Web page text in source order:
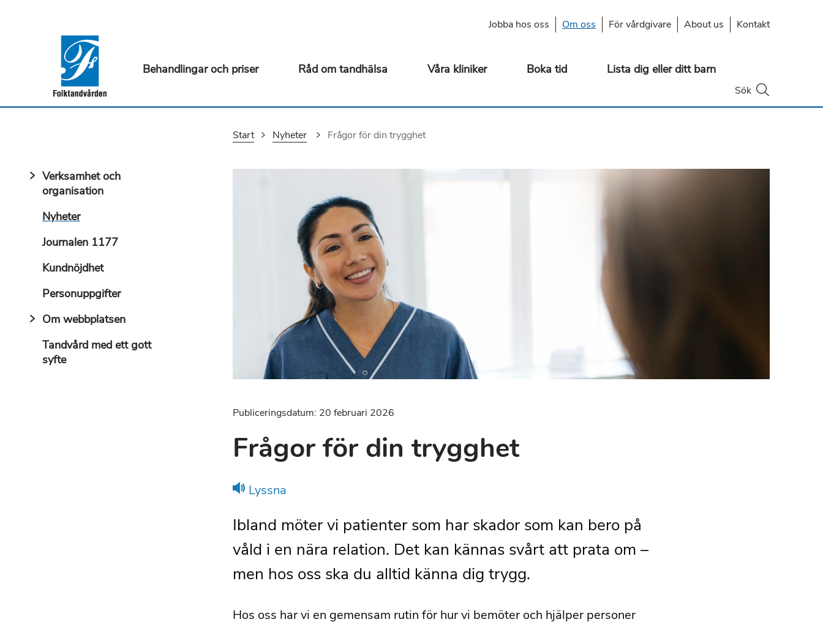
Jobba hos oss Om oss För vårdgivare About us Kontakt
Behandlingar och priser Råd om tandhälsa Våra kliniker Boka tid Lista dig eller ditt barn
Öppna
Sök
Start Nyheter Du är här:
Frågor för din trygghet
Verksamhet och
organisation
Nyheter
Journalen 1177
Kundnöjdhet
Personuppgifter
Om webbplatsen
Tandvård med ett gott
syfte
Publiceringsdatum: 20 februari 2026
Frågor för din trygghet
Lyssna
Ibland möter vi patienter som har skador som kan bero på
våld i en nära relation. Det kan kännas svårt att prata om –
men hos oss ska du alltid känna dig trygg.
Hos oss har vi en gemensam rutin för hur vi bemöter och hjälper personer